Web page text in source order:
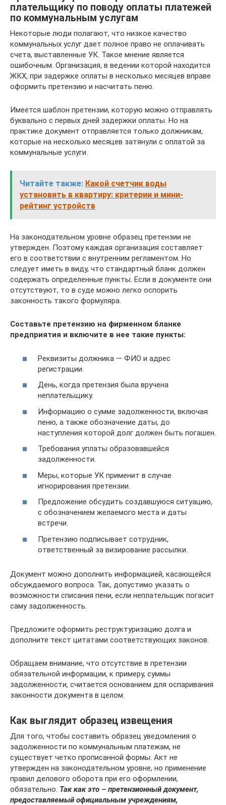
плательщику по поводу оплаты платежей
по коммунальным услугам
Некоторые люди полагают, что низкое качество
коммунальных услуг дает полное право не оплачивать
счета, выставленные УК. Такое мнение является
ошибочным. Организация, в ведении которой находится
ЖКХ, при задержке оплаты в несколько месяцев вправе
оформить претензию и насчитать пеню.
Имеется шаблон претензии, которую можно отправлять
буквально с первых дней задержки оплаты. Но на
практике документ отправляется только должникам,
которые на несколько месяцев затянули с оплатой за
коммунальные услуги.
Читайте также: Какой счетчик воды
установить в квартиру: критерии и мини-
рейтинг устройств
На законодательном уровне образец претензии не
утвержден. Поэтому каждая организация составляет
его в соответствии с внутренним регламентом. Но
следует иметь в виду, что стандартный бланк должен
содержать определенные пункты. Если в документе они
отсутствуют, то в суде можно легко оспорить
законность такого формуляра.
Составьте претензию на фирменном бланке
предприятия и включите в нее такие пункты:
Реквизиты должника — ФИО и адрес
регистрации.
День, когда претензия была вручена
неплательщику.
Информацию о сумме задолженности, включая
пеню, а также обозначение даты, до
наступления которой долг должен быть погашен.
Требования уплаты образовавшейся
задолженности.
Меры, которые УК применит в случае
игнорирования претензии.
Предложение обсудить создавшуюся ситуацию,
с обозначением желаемого места и даты
встречи.
Претензию подписывает сотрудник,
ответственный за визирование рассылки.
Документ можно дополнить информацией, касающейся
обсуждаемого вопроса. Так, допустимо указать о
возможности списания пени, если неплательщик погасит
саму задолженность.
Предложите оформить реструктуризацию долга и
дополните текст цитатами соответствующих законов.
Обращаем внимание, что отсутствие в претензии
обязательной информации, к примеру, суммы
задолженности, считается основанием для оспаривания
законности документа в целом.
Как выглядит образец извещения
Для того, чтобы составить образец уведомления о
задолженности по коммунальным платежам, не
существует четко прописанной формы. Акт не
утвержден на законодательном уровне, но применение
правил делового оборота при его оформлении,
обязательно. Так как это – претензионный документ,
предоставляемый официальным учреждениям,